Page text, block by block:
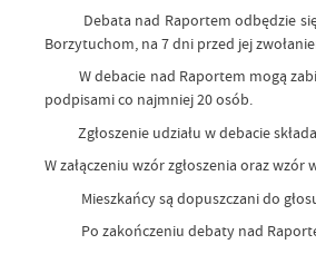
Debata nad Raportem odbędzie się
Borzytuchom, na 7 dni przed jej
W debacie nad Raportem mogą
podpisami co najmniej 20 osób.
Zgłoszenie udziału w debacie
W załączeniu wzór zgłoszenia oraz
Mieszkańcy są dopuszczani do głosu
Po zakończeniu debaty nad